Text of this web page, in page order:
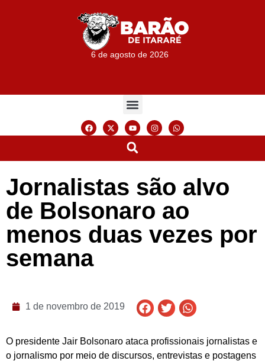
6 de agosto de 2026
Jornalistas são alvo
de Bolsonaro ao
menos duas vezes por
semana
1 de novembro de 2019
O presidente Jair Bolsonaro ataca profissionais jornalistas e
o jornalismo por meio de discursos, entrevistas e postagens